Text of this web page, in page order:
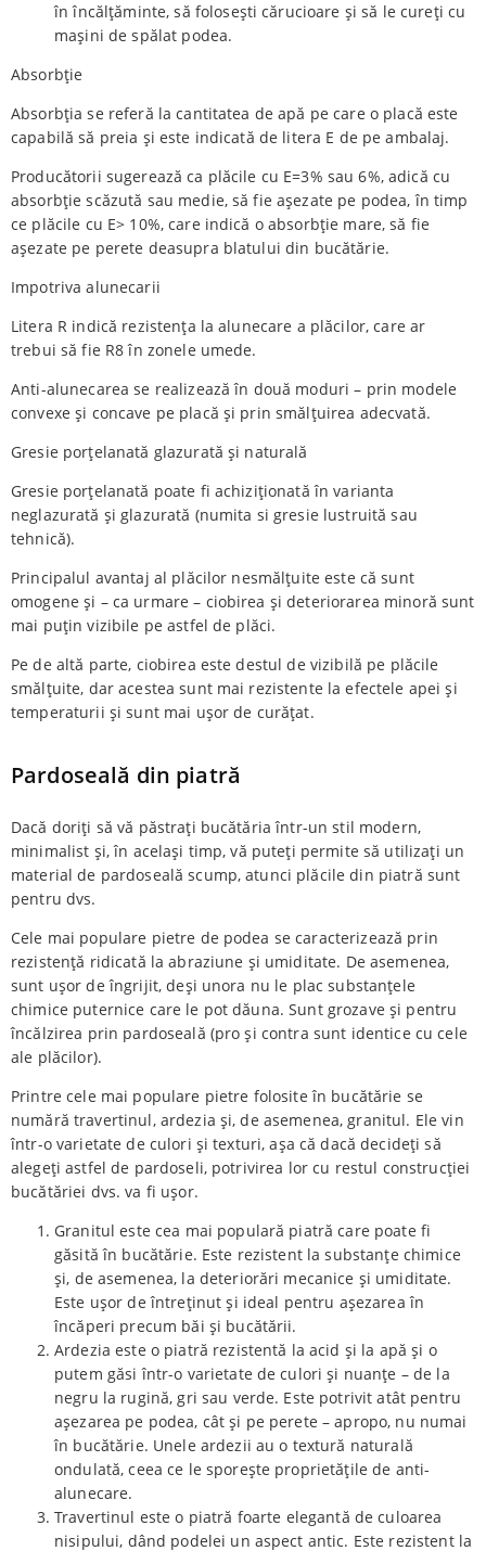
în încălțăminte, să folosești cărucioare și să le cureți cu
mașini de spălat podea.
Absorbție
Absorbția se referă la cantitatea de apă pe care o placă este
capabilă să preia și este indicată de litera E de pe ambalaj.
Producătorii sugerează ca plăcile cu E=3% sau 6%, adică cu
absorbție scăzută sau medie, să fie așezate pe podea, în timp
ce plăcile cu E> 10%, care indică o absorbție mare, să fie
așezate pe perete deasupra blatului din bucătărie.
Impotriva alunecarii
Litera R indică rezistența la alunecare a plăcilor, care ar
trebui să fie R8 în zonele umede.
Anti-alunecarea se realizează în două moduri – prin modele
convexe și concave pe placă și prin smălțuirea adecvată.
Gresie porțelanată glazurată și naturală
Gresie porțelanată poate fi achiziționată în varianta
neglazurată și glazurată (numita si gresie lustruită sau
tehnică).
Principalul avantaj al plăcilor nesmălțuite este că sunt
omogene și – ca urmare – ciobirea și deteriorarea minoră sunt
mai puțin vizibile pe astfel de plăci.
Pe de altă parte, ciobirea este destul de vizibilă pe plăcile
smălțuite, dar acestea sunt mai rezistente la efectele apei și
temperaturii și sunt mai ușor de curățat.
Pardoseală din piatră
Dacă doriți să vă păstrați bucătăria într-un stil modern,
minimalist și, în același timp, vă puteți permite să utilizați un
material de pardoseală scump, atunci plăcile din piatră sunt
pentru dvs.
Cele mai populare pietre de podea se caracterizează prin
rezistență ridicată la abraziune și umiditate. De asemenea,
sunt ușor de îngrijit, deși unora nu le plac substanțele
chimice puternice care le pot dăuna. Sunt grozave și pentru
încălzirea prin pardoseală (pro și contra sunt identice cu cele
ale plăcilor).
Printre cele mai populare pietre folosite în bucătărie se
numără travertinul, ardezia și, de asemenea, granitul. Ele vin
într-o varietate de culori și texturi, așa că dacă decideți să
alegeți astfel de pardoseli, potrivirea lor cu restul construcției
bucătăriei dvs. va fi ușor.
Granitul este cea mai populară piatră care poate fi
găsită în bucătărie. Este rezistent la substanțe chimice
și, de asemenea, la deteriorări mecanice și umiditate.
Este ușor de întreținut și ideal pentru așezarea în
încăperi precum băi și bucătării.
Ardezia este o piatră rezistentă la acid și la apă și o
putem găsi într-o varietate de culori și nuanțe – de la
negru la rugină, gri sau verde. Este potrivit atât pentru
așezarea pe podea, cât și pe perete – apropo, nu numai
în bucătărie. Unele ardezii au o textură naturală
ondulată, ceea ce le sporește proprietățile de anti-
alunecare.
Travertinul este o piatră foarte elegantă de culoarea
nisipului, dând podelei un aspect antic. Este rezistent la